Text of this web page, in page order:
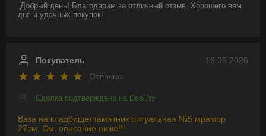
Добрый день! Благодарим за отличный отзыв. Хорошего вам
дня и удачных покупок!
19.05.2026
Покупатель
Отлично
Сделка подтверждена на Deal.by
Ваза на кладбище/памятник ритуальная №5 мрамор
27см. См. описание ниже!!!